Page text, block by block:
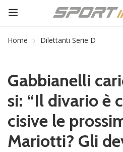
Home Dilettanti Serie D
Gabbianelli
si: “Il divario è
cisive le
Mariotti? Gli